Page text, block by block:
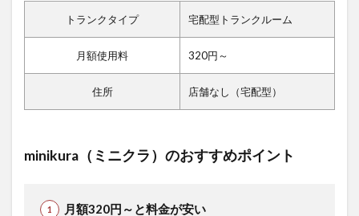
トランクタイプ 宅配型トランクルーム
月額使用料 320円～
住所 店舗なし（宅配型）
minikura（ミニクラ）のおすすめポイント
月額320円～と料金が安い